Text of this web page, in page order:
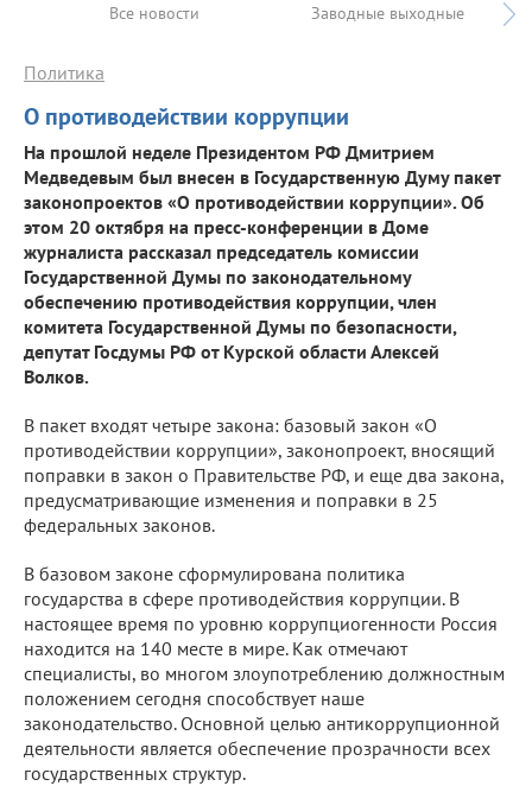
Все новости Заводные выходные
О противодействии коррупции
Политика
На прошлой неделе Президентом РФ Дмитрием
Медведевым был внесен в Государственную Думу пакет
законопроектов «О противодействии коррупции». Об
этом 20 октября на пресс-конференции в Доме
журналиста рассказал председатель комиссии
Государственной Думы по законодательному
обеспечению противодействия коррупции, член
комитета Государственной Думы по безопасности,
депутат Госдумы РФ от Курской области Алексей
Волков.
В пакет входят четыре закона: базовый закон «О
противодействии коррупции», законопроект, вносящий
поправки в закон о Правительстве РФ, и еще два закона,
предусматривающие изменения и поправки в 25
федеральных законов.
В базовом законе сформулирована политика
государства в сфере противодействия коррупции. В
настоящее время по уровню коррупциогенности Россия
находится на 140 месте в мире. Как отмечают
специалисты, во многом злоупотреблению должностным
положением сегодня способствует наше
законодательство. Основной целью антикоррупционной
деятельности является обеспечение прозрачности всех
государственных структур.